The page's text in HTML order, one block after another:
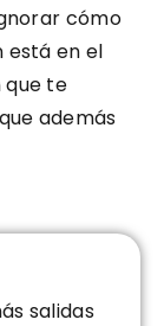
cómo
está en el
que te
además
salidas